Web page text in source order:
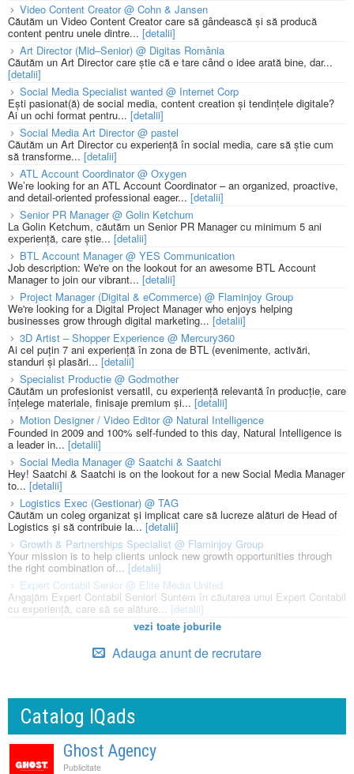
Video Content Creator @ Cohn & Jansen
Căutăm un Video Content Creator care să gândească și să producă
content pentru unele dintre... [detalii]
Art Director (Mid–Senior) @ Digitas România
Căutăm un Art Director care știe că e tare când o idee arată bine, dar...
[detalii]
Social Media Specialist wanted @ Internet Corp
Ești pasionat(ă) de social media, content creation și tendințele digitale?
Ai un ochi format pentru... [detalii]
Social Media Art Director @ pastel
Căutăm un Art Director cu experiență în social media, care să știe cum
să transforme... [detalii]
ATL Account Coordinator @ Oxygen
We’re looking for an ATL Account Coordinator – an organized, proactive,
and detail-oriented professional eager... [detalii]
Senior PR Manager @ Golin Ketchum
La Golin Ketchum, căutăm un Senior PR Manager cu minimum 5 ani
experiență, care știe... [detalii]
BTL Account Manager @ YES Communication
Job description: We're on the lookout for an awesome BTL Account
Manager to join our vibrant... [detalii]
Project Manager (Digital & eCommerce) @ Flaminjoy Group
We're looking for a Digital Project Manager who enjoys helping
businesses grow through digital marketing... [detalii]
3D Artist – Shopper Experience @ Mercury360
Ai cel puțin 7 ani experiență în zona de BTL (evenimente, activări,
standuri și plasări... [detalii]
Specialist Productie @ Godmother
Căutăm un profesionist versatil, cu experiență relevantă în producție, care
înțelege materiale, finisaje premium și... [detalii]
Motion Designer / Video Editor @ Natural Intelligence
Founded in 2009 and 100% self-funded to this day, Natural Intelligence is
a leader in... [detalii]
Social Media Manager @ Saatchi & Saatchi
Hey! Saatchi & Saatchi is on the lookout for a new Social Media Manager
to... [detalii]
Logistics Exec (Gestionar) @ TAG
Căutăm un coleg organizat și implicat care să lucreze alături de Head of
Logistics și să contribuie la... [detalii]
Growth & Partnerships Specialist @ Flaminjoy Group
Your mission is to help clients unlock new growth opportunities through
the right combination of... [detalii]
Expert Contabil Senior @ Elite Media United
Angajăm Expert Contabil Senior! Suntem în căutarea unui Expert Contabil
cu experiență, care să se alăture... [detalii]
vezi toate joburile
Adauga anunt de recrutare
Catalog IQads
Ghost Agency
Publicitate